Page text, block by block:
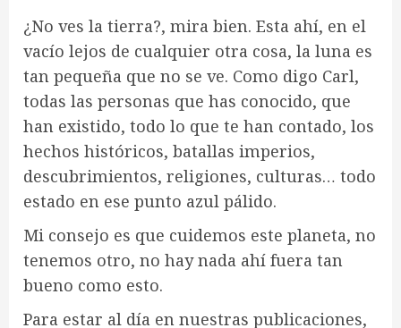
¿No ves la tierra?, mira bien. Esta ahí, en el
vacío lejos de cualquier otra cosa, la luna es
tan pequeña que no se ve. Como digo Carl,
todas las personas que has conocido, que
han existido, todo lo que te han contado, los
hechos históricos, batallas imperios,
descubrimientos, religiones, culturas… todo
estado en ese punto azul pálido.
Mi consejo es que cuidemos este planeta, no
tenemos otro, no hay nada ahí fuera tan
bueno como esto.
Para estar al día en nuestras publicaciones,